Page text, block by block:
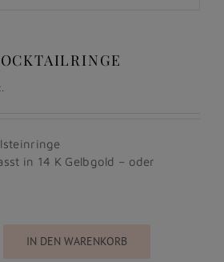
in 14 K Gelbgold – oder
IN DEN WARENKORB